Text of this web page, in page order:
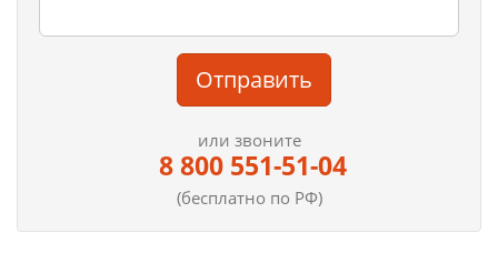
Отправить
или звоните
8 800 551-51-04
(бесплатно по РФ)